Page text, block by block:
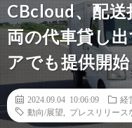
CBcloud、配
両の代車貸し
アでも提供開始
2024.09.04 10:06:09
経
動向/展望
プレスリリース